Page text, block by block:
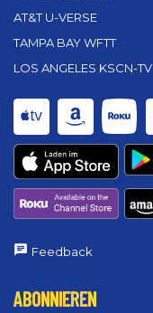
AT&T U-VERSE
TAMPA BAY WFTT
LOS ANGELES KSCN-TV
Feedback
ABONNIEREN